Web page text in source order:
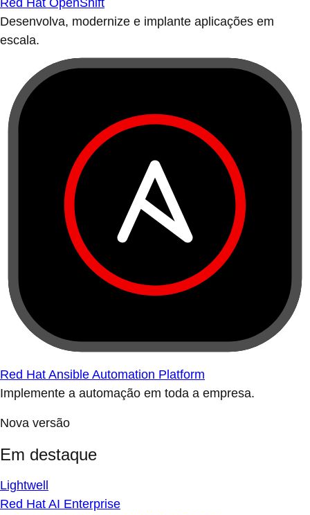
Red Hat OpenShift
Desenvolva, modernize e implante aplicações em
escala.
Red Hat Ansible Automation Platform
Implemente a automação em toda a empresa.
Nova versão
Em destaque
Lightwell
Red Hat AI Enterprise